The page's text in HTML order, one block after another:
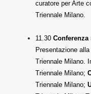
curatore per Arte
Triennale Milano.
11.30 Conferenza
Presentazione
Triennale Milano.
Triennale Milano;
Triennale Milano;